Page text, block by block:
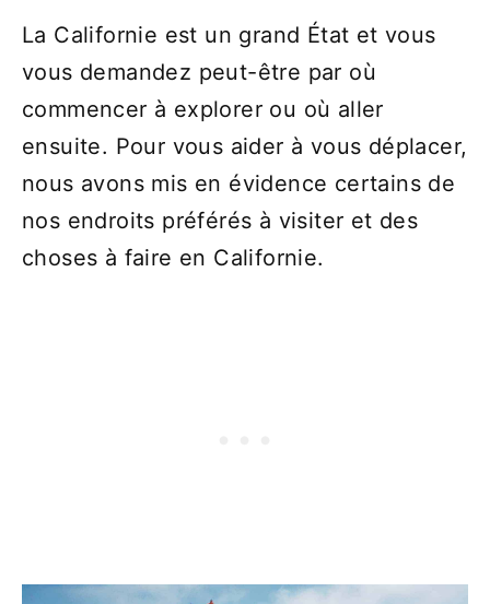
La Californie est un grand État et vous
vous demandez peut-être par où
commencer à explorer ou où aller
ensuite. Pour vous aider à vous déplacer,
nous avons mis en évidence certains de
nos endroits préférés à visiter et des
choses à faire en Californie.